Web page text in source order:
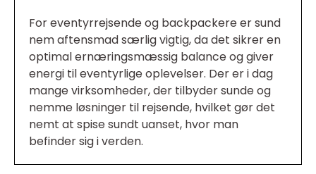
For eventyrrejsende og backpackere er sund
nem aftensmad særlig vigtig, da det sikrer en
optimal ernæringsmæssig balance og giver
energi til eventyrlige oplevelser. Der er i dag
mange virksomheder, der tilbyder sunde og
nemme løsninger til rejsende, hvilket gør det
nemt at spise sundt uanset, hvor man
befinder sig i verden.